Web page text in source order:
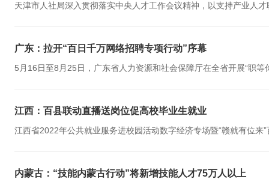
天津市人社局深入贯彻落实中央人才工作会议精神，以支持产业人
广东：拉开“百日千万网络招聘专项行动”序幕
5月16日至8月25日，广东省人力资源和社会保障厅在全省开展“职等
江西：百县联动直播送岗位促高校毕业生就业
江西省2022年公共就业服务进校园活动数字经济专场暨“赣就有位来
内蒙古：“技能内蒙古行动”将新增技能人才75万人以上